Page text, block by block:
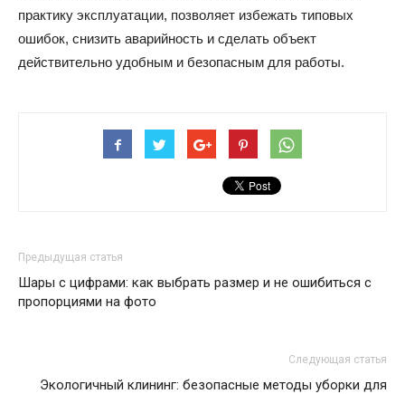
практику эксплуатации, позволяет избежать типовых
ошибок, снизить аварийность и сделать объект
действительно удобным и безопасным для работы.
Предыдущая статья
Шары с цифрами: как выбрать размер и не ошибиться с
пропорциями на фото
Следующая статья
Экологичный клининг: безопасные методы уборки для